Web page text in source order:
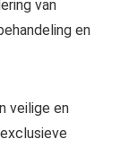
van
en
veilige en